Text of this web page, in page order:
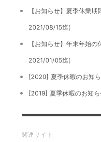
【お知らせ】夏季休業
2021/08/15迄)
【お知らせ】年末年始
2021/01/05迄)
[2020] 夏季休暇のお知
[2019] 夏季休暇のお知ら
関連サイト